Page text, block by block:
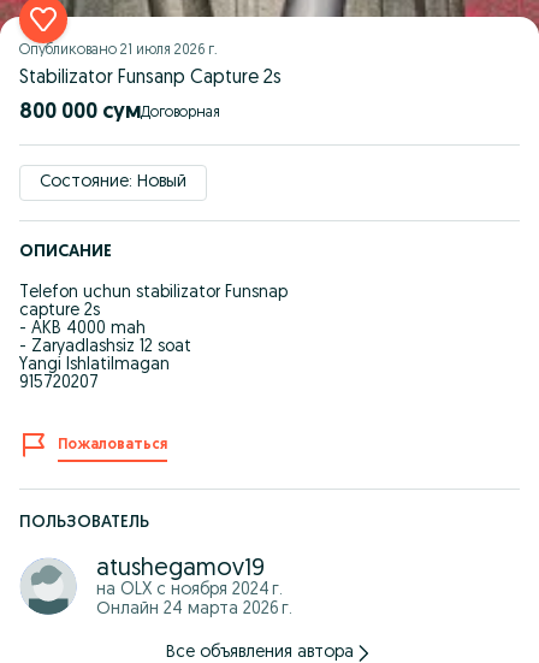
Опубликовано 21 июля 2026 г.
Stabilizator Funsanp Capture 2s
800 000 сум Договорная
Состояние: Новый
ОПИСАНИЕ
Telefon uchun stabilizator Funsnap
capture 2s
- AKB 4000 mah
- Zaryadlashsiz 12 soat
Yangi Ishlatilmagan
915720207
Пожаловаться
ПОЛЬЗОВАТЕЛЬ
atushegamov19
на OLX с ноября 2024 г.
Онлайн 24 марта 2026 г.
Все объявления автора